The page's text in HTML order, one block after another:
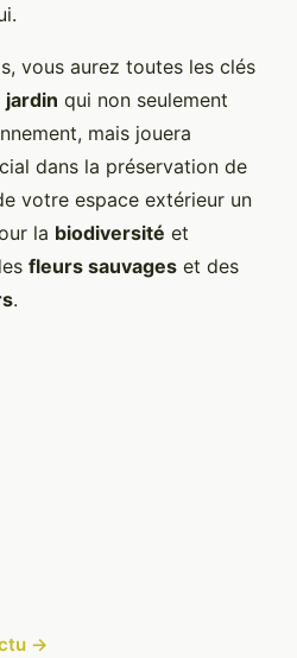
vous aurez toutes les clés
jardin qui non seulement
mais jouera
dans la préservation de
votre espace extérieur un
la biodiversité et
fleurs sauvages et des
.
→